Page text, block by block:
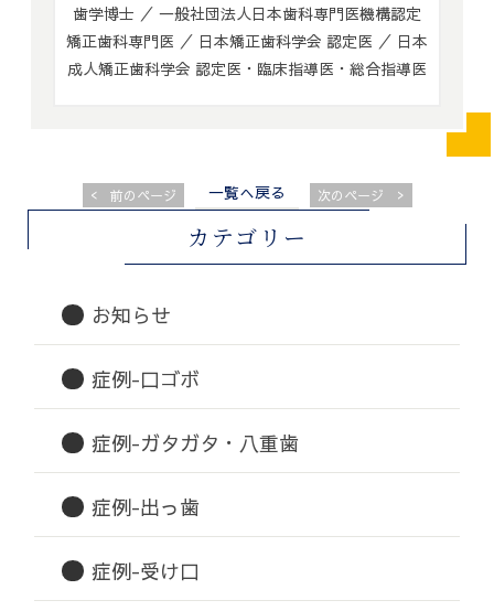
カテゴリー
お知らせ
症例-口ゴボ
症例-ガタガタ・八重歯
症例-出っ歯
症例-受け口
歯学博士 ／ 一般社団法人日本歯科専門医機構認定
矯正歯科専門医 ／ 日本矯正歯科学会 認定医 ／ 日本
成人矯正歯科学会 認定医・臨床指導医・総合指導医
<前のページ 一覧へ戻る 次のページ >